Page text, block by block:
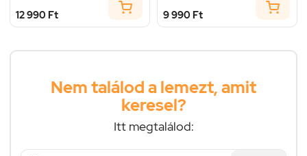
12 990 Ft 9 990 Ft
Nem találod a lemezt, amit
keresel?
Itt megtalálod: